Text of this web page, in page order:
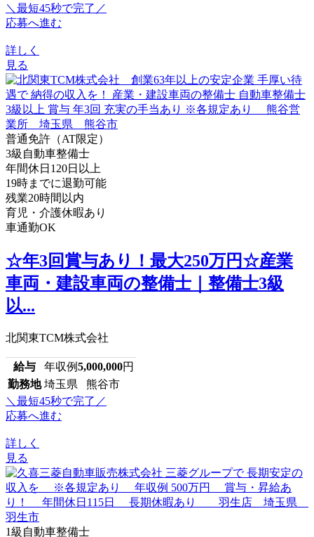
＼最短45秒で完了／
応募へ進む
詳しく
見る
普通免許（AT限定）
3級自動車整備士
年間休日120日以上
19時までに退勤可能
残業20時間以内
育児・介護休暇あり
車通勤OK
☆年3回賞与あり！最大250万円☆産業
車両・建設車両の整備士｜整備士3級
以...
北関東TCM株式会社
給与 年収例5,000,000円
勤務地 埼玉県 熊谷市
＼最短45秒で完了／
応募へ進む
詳しく
見る
1級自動車整備士